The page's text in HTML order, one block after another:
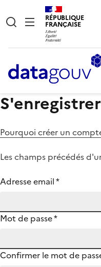
RÉPUBLIQUE
FRANÇAISE
S'enregistrer
Pourquoi créer un
Les champs précédés
Adresse email*
Mot de passe*
Confirmer le mot de